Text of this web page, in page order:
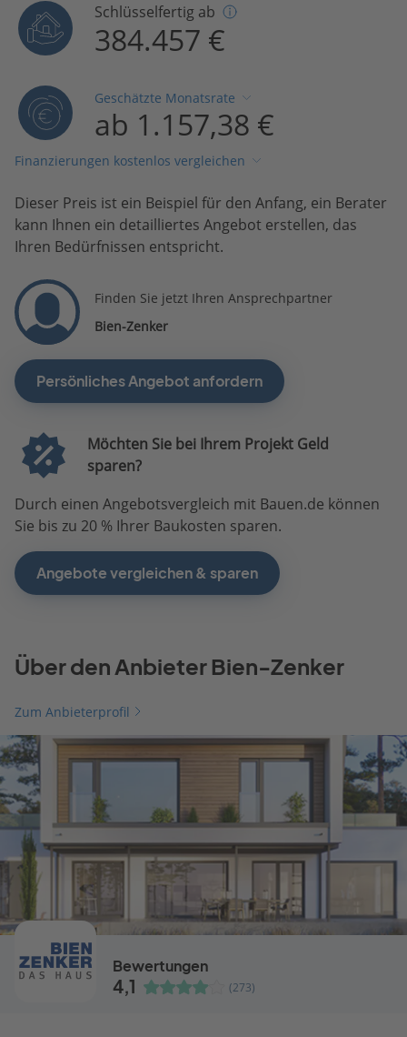
Schlüsselfertig ab
384.457 €
Geschätzte Monatsrate
ab 1.157,38 €
Finanzierungen kostenlos vergleichen
Dieser Preis ist ein Beispiel für den Anfang, ein Berater
kann Ihnen ein detailliertes Angebot erstellen, das
Ihren Bedürfnissen entspricht.
Finden Sie jetzt Ihren Ansprechpartner
Bien-Zenker
Persönliches Angebot anfordern
Möchten Sie bei Ihrem Projekt Geld
sparen?
Durch einen Angebotsvergleich mit Bauen.de können
Sie bis zu 20 % Ihrer Baukosten sparen.
Angebote vergleichen & sparen
Über den Anbieter Bien-Zenker
Zum Anbieterprofil
Bewertungen
4,1 (273)